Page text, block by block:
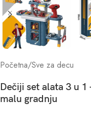
Početna/Sve za decu
Dečiji set alata 3 u
malu gradnju